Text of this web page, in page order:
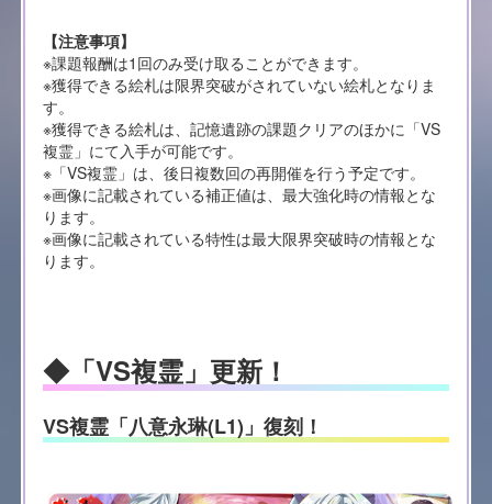
【注意事項】
※課題報酬は1回のみ受け取ることができます。
※獲得できる絵札は限界突破がされていない絵札となりま
す。
※獲得できる絵札は、記憶遺跡の課題クリアのほかに「VS
複霊」にて入手が可能です。
※「VS複霊」は、後日複数回の再開催を行う予定です。
※画像に記載されている補正値は、最大強化時の情報とな
ります。
※画像に記載されている特性は最大限界突破時の情報とな
ります。
◆「VS複霊」更新！
VS複霊「八意永琳(L1)」復刻！